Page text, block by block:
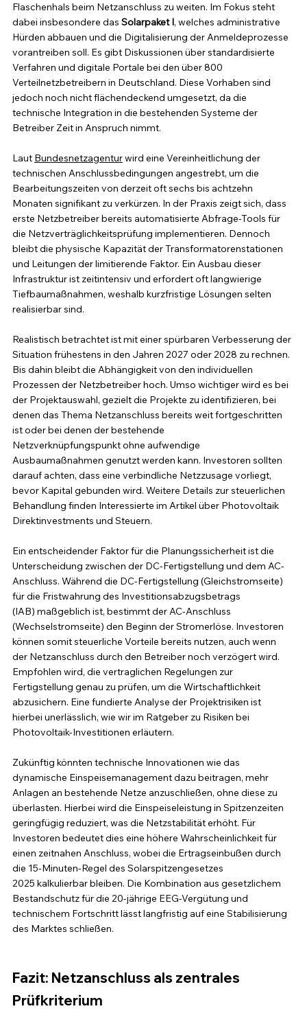
Flaschenhals beim Netzanschluss zu weiten. Im Fokus steht
dabei insbesondere das Solarpaket I, welches administrative
Hürden abbauen und die Digitalisierung der Anmeldeprozesse
vorantreiben soll. Es gibt Diskussionen über standardisierte
Verfahren und digitale Portale bei den über 800
Verteilnetzbetreibern in Deutschland. Diese Vorhaben sind
jedoch noch nicht flächendeckend umgesetzt, da die
technische Integration in die bestehenden Systeme der
Betreiber Zeit in Anspruch nimmt.
Laut Bundesnetzagentur wird eine Vereinheitlichung der
technischen Anschlussbedingungen angestrebt, um die
Bearbeitungszeiten von derzeit oft sechs bis achtzehn
Monaten signifikant zu verkürzen. In der Praxis zeigt sich, dass
erste Netzbetreiber bereits automatisierte Abfrage-Tools für
die Netzverträglichkeitsprüfung implementieren. Dennoch
bleibt die physische Kapazität der Transformatorenstationen
und Leitungen der limitierende Faktor. Ein Ausbau dieser
Infrastruktur ist zeitintensiv und erfordert oft langwierige
Tiefbaumaßnahmen, weshalb kurzfristige Lösungen selten
realisierbar sind.
Realistisch betrachtet ist mit einer spürbaren Verbesserung der
Situation frühestens in den Jahren 2027 oder 2028 zu rechnen.
Bis dahin bleibt die Abhängigkeit von den individuellen
Prozessen der Netzbetreiber hoch. Umso wichtiger wird es bei
der Projektauswahl, gezielt die Projekte zu identifizieren, bei
denen das Thema Netzanschluss bereits weit fortgeschritten
ist oder bei denen der bestehende
Netzverknüpfungspunkt ohne aufwendige
Ausbaumaßnahmen genutzt werden kann. Investoren sollten
darauf achten, dass eine verbindliche Netzzusage vorliegt,
bevor Kapital gebunden wird. Weitere Details zur steuerlichen
Behandlung finden Interessierte im Artikel über Photovoltaik
Direktinvestments und Steuern.
Ein entscheidender Faktor für die Planungssicherheit ist die
Unterscheidung zwischen der DC-Fertigstellung und dem AC-
Anschluss. Während die DC-Fertigstellung (Gleichstromseite)
für die Fristwahrung des Investitionsabzugsbetrags
(IAB) maßgeblich ist, bestimmt der AC-Anschluss
(Wechselstromseite) den Beginn der Stromerlöse. Investoren
können somit steuerliche Vorteile bereits nutzen, auch wenn
der Netzanschluss durch den Betreiber noch verzögert wird.
Empfohlen wird, die vertraglichen Regelungen zur
Fertigstellung genau zu prüfen, um die Wirtschaftlichkeit
abzusichern. Eine fundierte Analyse der Projektrisiken ist
hierbei unerlässlich, wie wir im Ratgeber zu Risiken bei
Photovoltaik-Investitionen erläutern.
Zukünftig könnten technische Innovationen wie das
dynamische Einspeisemanagement dazu beitragen, mehr
Anlagen an bestehende Netze anzuschließen, ohne diese zu
überlasten. Hierbei wird die Einspeiseleistung in Spitzenzeiten
geringfügig reduziert, was die Netzstabilität erhöht. Für
Investoren bedeutet dies eine höhere Wahrscheinlichkeit für
einen zeitnahen Anschluss, wobei die Ertragseinbußen durch
die 15-Minuten-Regel des Solarspitzengesetzes
2025 kalkulierbar bleiben. Die Kombination aus gesetzlichem
Bestandschutz für die 20-jährige EEG-Vergütung und
technischem Fortschritt lässt langfristig auf eine Stabilisierung
des Marktes schließen.
Fazit: Netzanschluss als zentrales
Prüfkriterium